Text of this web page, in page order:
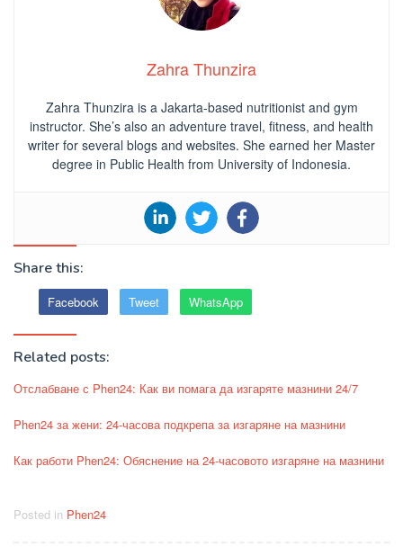
Zahra Thunzira
Zahra Thunzira is a Jakarta-based nutritionist and gym
instructor. She’s also an adventure travel, fitness, and health
writer for several blogs and websites. She earned her Master
degree in Public Health from University of Indonesia.
Share this:
Facebook Tweet WhatsApp
Related posts:
Отслабване с Phen24: Как ви помага да изгаряте мазнини 24/7
Phen24 за жени: 24-часова подкрепа за изгаряне на мазнини
Как работи Phen24: Обяснение на 24-часовото изгаряне на мазнини
Posted in Phen24